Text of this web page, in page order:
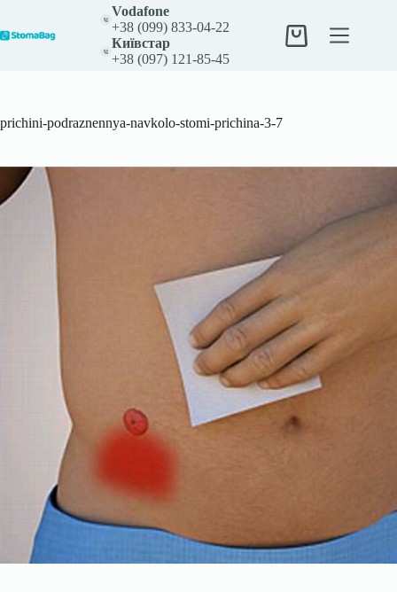
вмісту
Vodafone
+38 (099) 833-04-22
Київстар
+38 (097) 121-85-45
Кошик
prichini-podraznennya-navkolo-stomi-prichina-3-7